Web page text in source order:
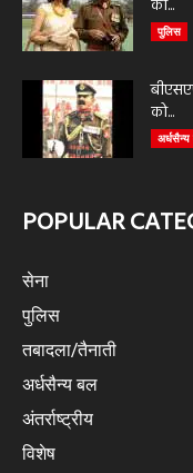
को...
पुलिस
को...
POPULAR
सेना
पुलिस
तबादला/तैनाती
अर्धसैन्य बल
अंतर्राष्ट्रीय
विशेष